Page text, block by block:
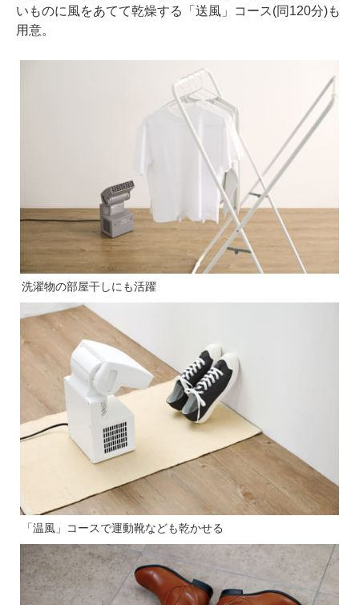
いものに風をあてて乾燥する「送風」コース(同120分)も
用意。
洗濯物の部屋干しにも活躍
「温風」コースで運動靴なども乾かせる